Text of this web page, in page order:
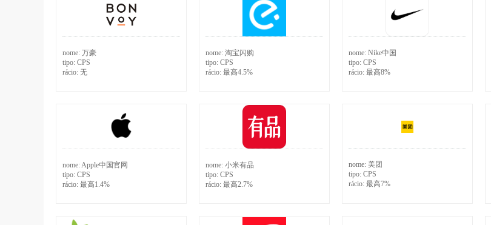
nome: 万豪
tipo: CPS
rácio: 无
nome: 淘宝闪购
tipo: CPS
rácio: 最高4.5%
nome: Nike中国
tipo: CPS
rácio: 最高8%
nome:Apple中国官网
tipo: CPS
rácio: 最高1.4%
nome: 小米有品
tipo: CPS
rácio: 最高2.7%
nome: 美团
tipo: CPS
rácio: 最高7%